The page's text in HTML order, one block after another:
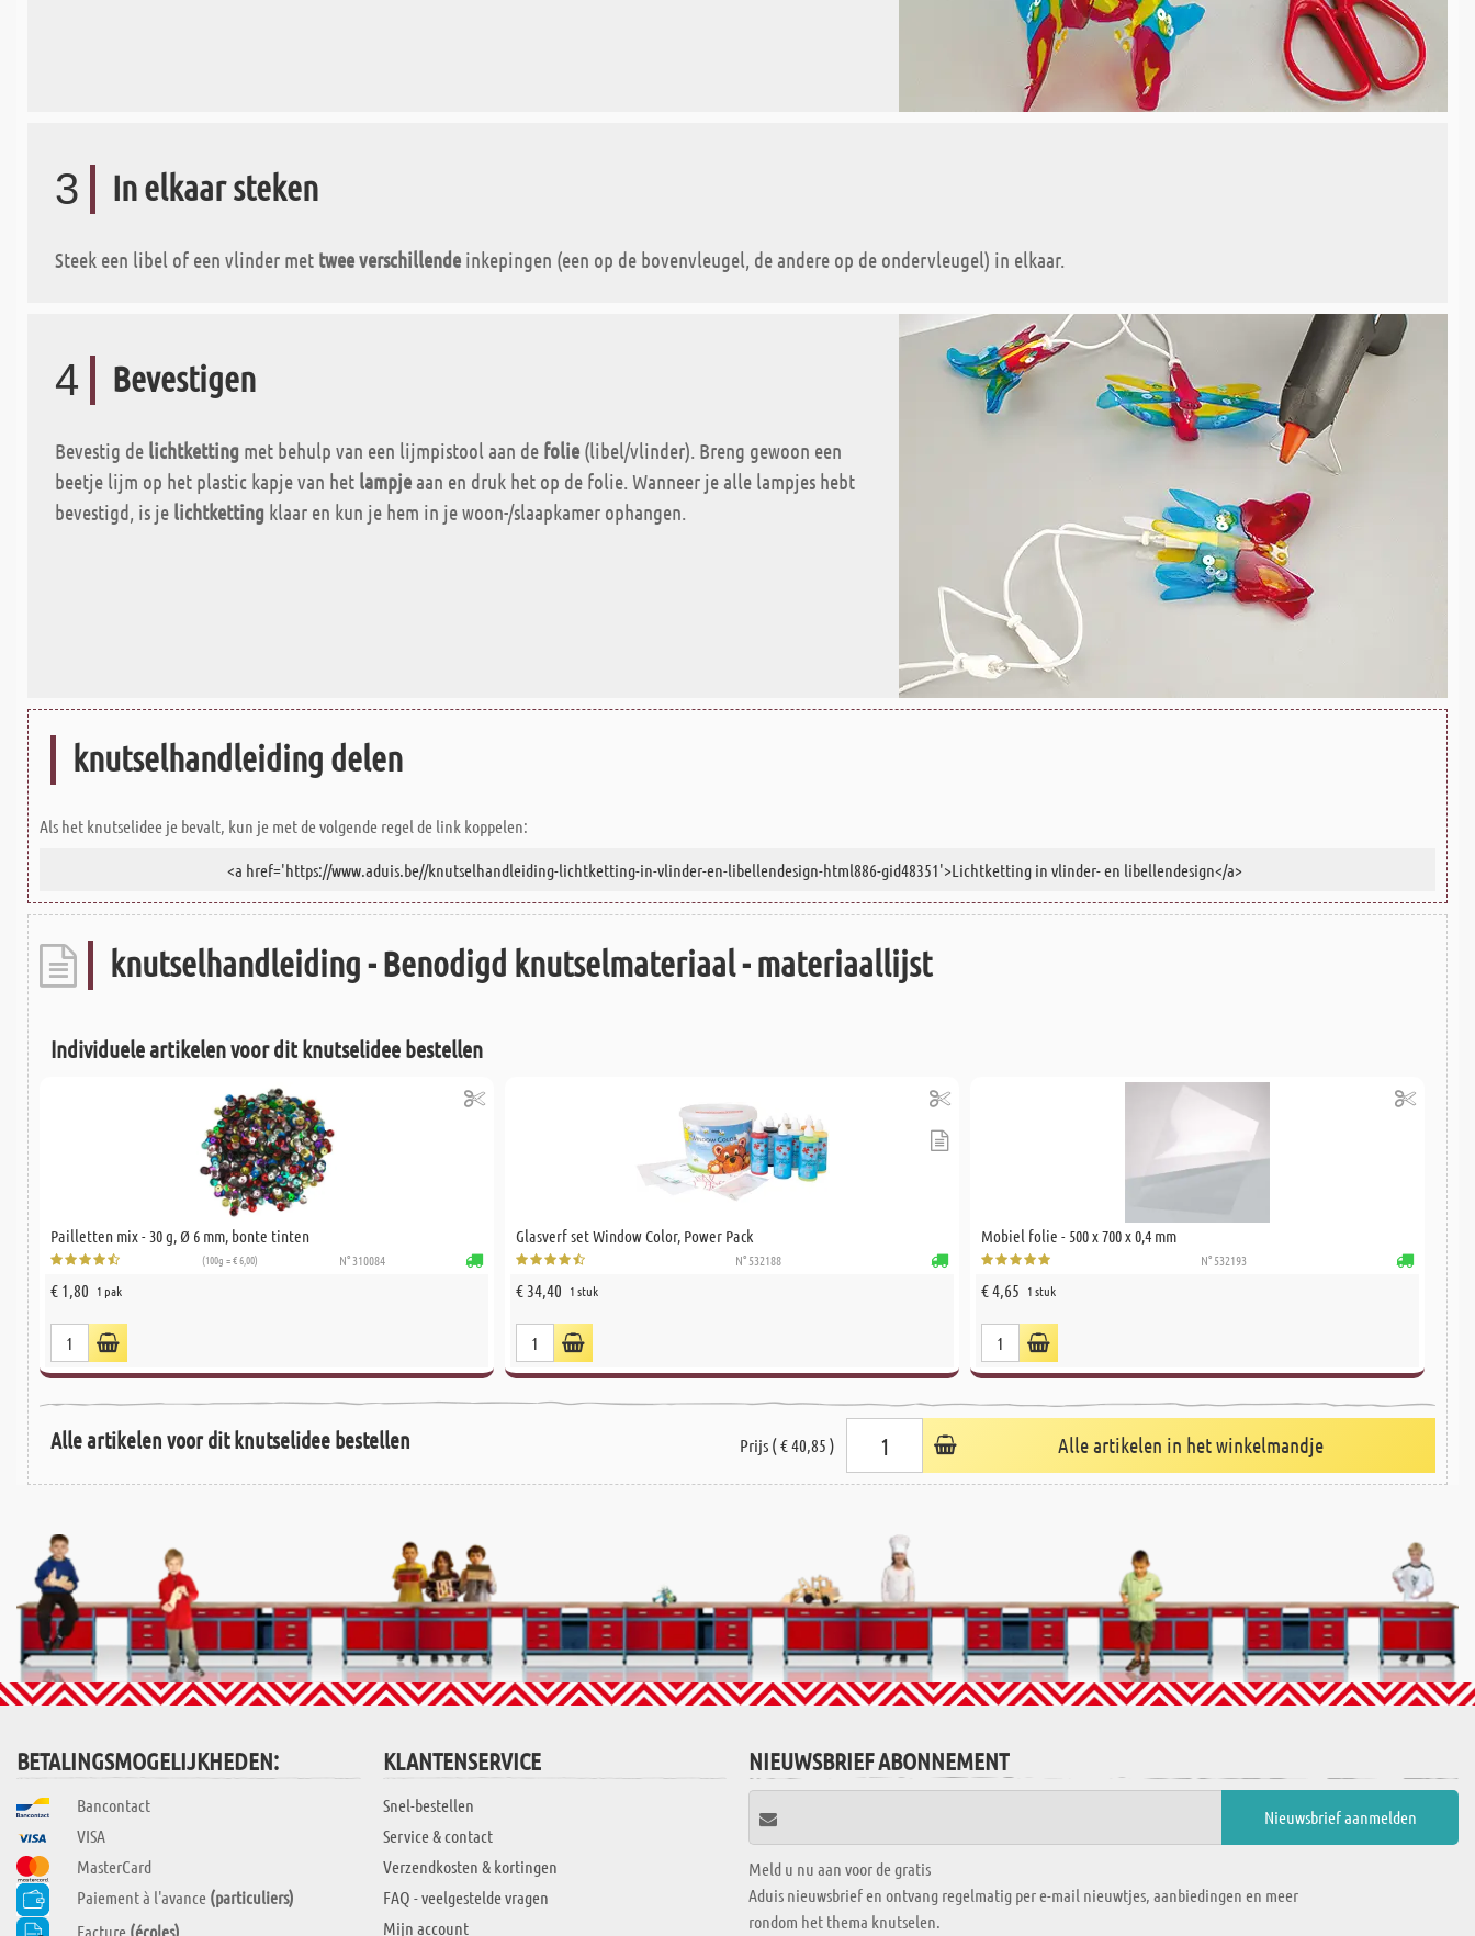
3 In elkaar steken
Steek een libel of een vlinder met twee verschillende inkepingen (een op de bovenvleugel, de andere op de ondervleugel) in elkaar.
4 Bevestigen
Bevestig de lichtketting met behulp van een lijmpistool aan de folie (libel/vlinder). Breng gewoon een
beetje lijm op het plastic kapje van het lampjeaan en druk het op de folie. Wanneer je alle lampjes hebt
bevestigd, is je lichtketting klaar en kun je hem in je woon-/slaapkamer ophangen.
knutselhandleiding delen
Als het knutselidee je bevalt, kun je met de volgende regel de link koppelen:
knutselhandleiding - Benodigd knutselmateriaal - materiaallijst
Individuele artikelen voor dit knutselidee bestellen
Pailletten mix - 30 g, Ø 6 mm, bonte tinten
(100g = € 6,00) N° 310084
€ 1,80 1 pak
Glasverf set Window Color, Power Pack
N° 532188
€ 34,40 1 stuk
Mobiel folie - 500 x 700 x 0,4 mm
N° 532193
€ 4,65 1 stuk
Alle artikelen voor dit knutselidee bestellen Prijs ( € 40,85 ) Alle artikelen in het winkelmandje
BETALINGSMOGELIJKHEDEN:
Bancontact
VISA
MasterCard
Paiement à l'avance (particuliers)
Facture (écoles)
KLANTENSERVICE
Snel-bestellen
Service & contact
Verzendkosten & kortingen
FAQ - veelgestelde vragen
Mijn account
NIEUWSBRIEF ABONNEMENT
Meld u nu aan voor de gratis
Aduis nieuwsbrief en ontvang regelmatig per e-mail nieuwtjes, aanbiedingen en meer
rondom het thema knutselen.